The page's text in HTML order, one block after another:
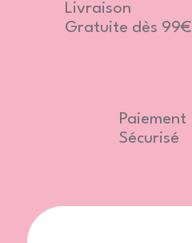
Livraison
Gratuite dès 99€
Paiement
Sécurisé